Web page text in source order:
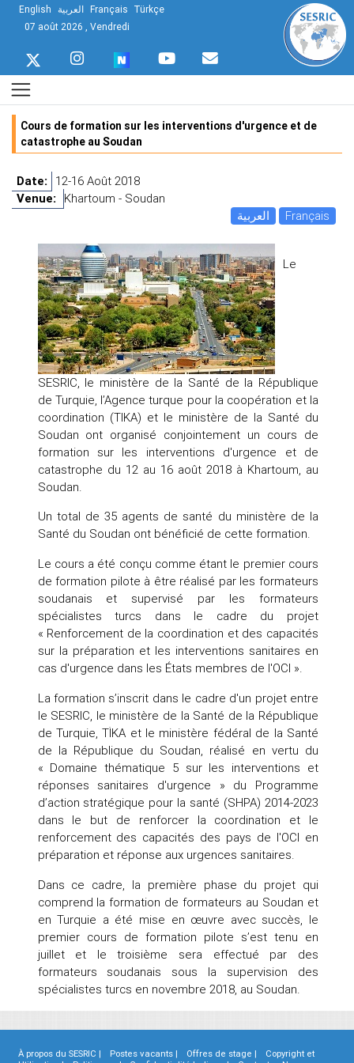
English العربية Français Türkçe
07 août 2026 , Vendredi
Cours de formation sur les interventions d'urgence et de
catastrophe au Soudan
Date: 12-16 Août 2018
Venue: Khartoum - Soudan
العربية
Français
Le
SESRIC, le ministère de la Santé de la République
de Turquie, l’Agence turque pour la coopération et la
coordination (TIKA) et le ministère de la Santé du
Soudan ont organisé conjointement un cours de
formation sur les interventions d'urgence et de
catastrophe du 12 au 16 août 2018 à Khartoum, au
Soudan.
Un total de 35 agents de santé du ministère de la
Santé du Soudan ont bénéficié de cette formation.
Le cours a été conçu comme étant le premier cours
de formation pilote à être réalisé par les formateurs
soudanais et supervisé par les formateurs
spécialistes turcs dans le cadre du projet
« Renforcement de la coordination et des capacités
sur la préparation et les interventions sanitaires en
cas d'urgence dans les États membres de l'OCI ».
La formation s’inscrit dans le cadre d'un projet entre
le SESRIC, le ministère de la Santé de la République
de Turquie, TİKA et le ministère fédéral de la Santé
de la République du Soudan, réalisé en vertu du
« Domaine thématique 5 sur les interventions et
réponses sanitaires d'urgence » du Programme
d’action stratégique pour la santé (SHPA) 2014-2023
dans le but de renforcer la coordination et le
renforcement des capacités des pays de l'OCI en
préparation et réponse aux urgences sanitaires.
Dans ce cadre, la première phase du projet qui
comprend la formation de formateurs au Soudan et
en Turquie a été mise en œuvre avec succès, le
premier cours de formation pilote s’est tenu en
juillet et le troisième sera effectué par des
formateurs soudanais sous la supervision des
spécialistes turcs en novembre 2018, au Soudan.
À propos du SESRIC | Postes vacants | Offres de stage |
Copyright et